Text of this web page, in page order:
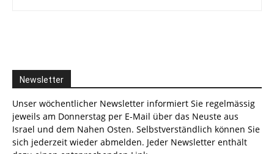
Newsletter
Unser wöchentlicher Newsletter informiert Sie regelmässig
jeweils am Donnerstag per E-Mail über das Neuste aus
Israel und dem Nahen Osten. Selbstverständlich können Sie
sich jederzeit wieder abmelden. Jeder Newsletter enthält